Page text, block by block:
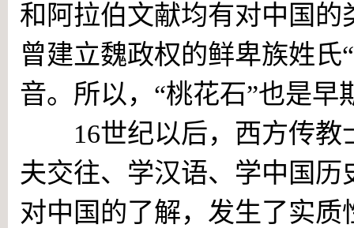
和阿拉伯文献均有对中国
曾建立魏政权的鲜卑族姓氏
音。所以，“桃花石”也是
16世纪以后，西方传教
夫交往、学汉语、学中国
对中国的了解，发生了实